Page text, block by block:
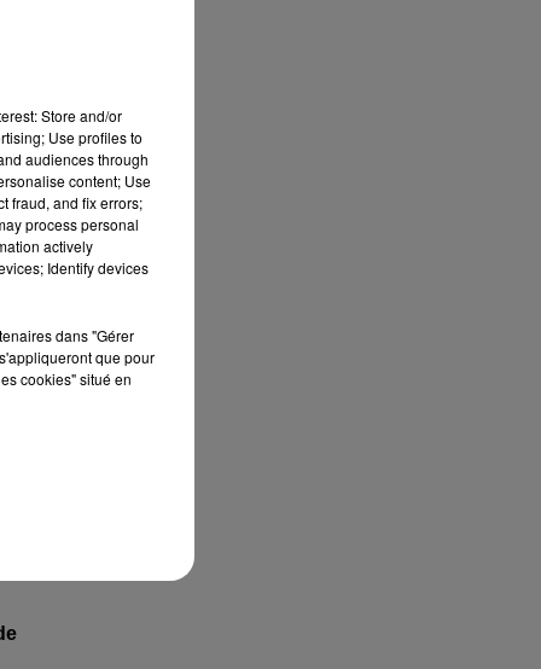
Store and/or
Use profiles to
audiences through
content; Use
fraud, and fix errors;
process personal
actively
Identify devices
dans "Gérer
que pour
cookies" situé en